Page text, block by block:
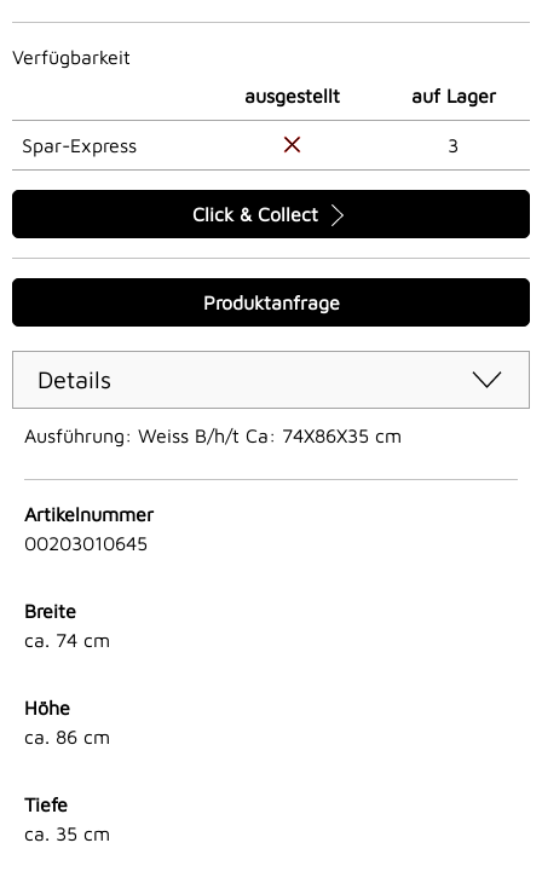
Verfügbarkeit
ausgestellt
auf Lager
Spar-Express 3
Click & Collect
Produktanfrage
Details
Ausführung: Weiss B/h/t Ca: 74X86X35 cm
Artikelnummer
00203010645
Breite
ca. 74 cm
Höhe
ca. 86 cm
Tiefe
ca. 35 cm